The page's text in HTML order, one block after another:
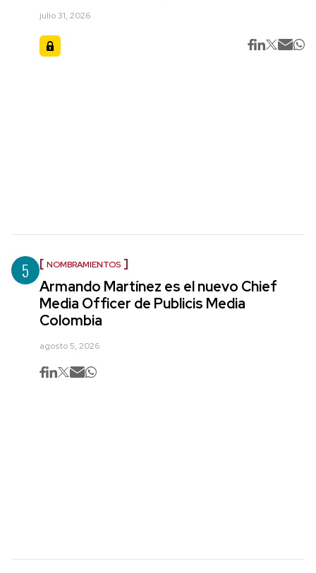
julio 31, 2026
5 NOMBRAMIENTOS
Armando Martínez es el nuevo Chief
Media Officer de Publicis Media
Colombia
agosto 5, 2026